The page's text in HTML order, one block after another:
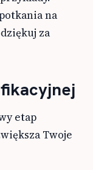
na
za
etap
Twoje